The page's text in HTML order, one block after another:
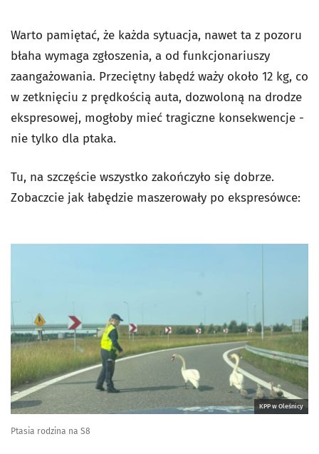
Warto pamiętać, że każda sytuacja, nawet ta z pozoru
błaha wymaga zgłoszenia, a od funkcjonariuszy
zaangażowania. Przeciętny łabędź waży około 12 kg, co
w zetknięciu z prędkością auta, dozwoloną na drodze
ekspresowej, mogłoby mieć tragiczne konsekwencje -
nie tylko dla ptaka.
Tu, na szczęście wszystko zakończyło się dobrze.
Zobaczcie jak łabędzie maszerowały po ekspresówce:
KPP w Oleśnicy
Ptasia rodzina na S8